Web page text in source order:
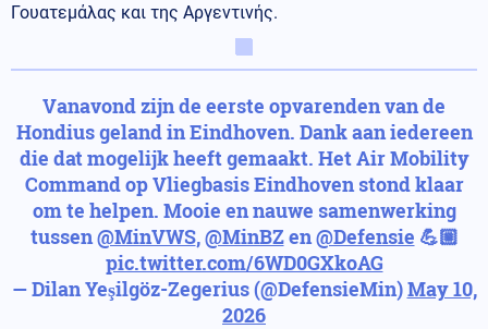
Γουατεμάλας και της Αργεντινής.
Vanavond zijn de eerste opvarenden van de
Hondius geland in Eindhoven. Dank aan iedereen
die dat mogelijk heeft gemaakt. Het Air Mobility
Command op Vliegbasis Eindhoven stond klaar
om te helpen. Mooie en nauwe samenwerking
tussen@MinVWS,@MinBZen@Defensie 💪🏼
pic.twitter.com/6WD0GXkoAG
— Dilan Yeşilgöz-Zegerius (@DefensieMin)May 10,
2026